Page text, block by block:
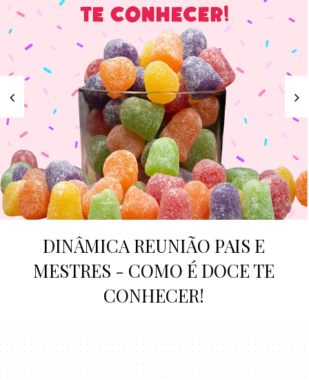
DINÂMICA REUNIÃO PAIS E
MESTRES - COMO É DOCE TE
CONHECER!